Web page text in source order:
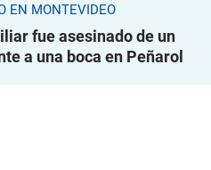
EN MONTEVIDEO
fue asesinado de un
a una boca en Peñarol